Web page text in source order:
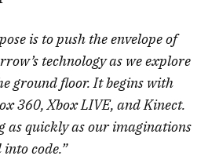
is to push the envelope of
technology as we explore
ground floor. It begins with
360, Xbox LIVE, and Kinect.
as quickly as our imaginations
code.”